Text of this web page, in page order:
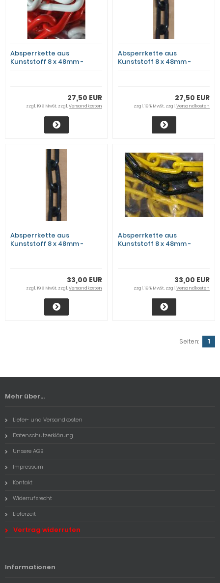
Absperrkette aus
Kunststoff 8 x 48mm -
27,50 EUR
zzgl. 19 % MwSt. zzgl.Versandkosten
Absperrkette aus
Kunststoff 8 x 48mm -
27,50 EUR
zzgl. 19 % MwSt. zzgl.Versandkosten
Absperrkette aus
Kunststoff 8 x 48mm -
33,00 EUR
zzgl. 19 % MwSt. zzgl.Versandkosten
Absperrkette aus
Kunststoff 8 x 48mm -
33,00 EUR
zzgl. 19 % MwSt. zzgl.Versandkosten
Seiten: 1
Mehr über...
Liefer- und Versandkosten
Datenschutzerklärung
Unsere AGB
Impressum
Kontakt
Widerrufsrecht
Lieferzeit
Vertrag widerrufen
Informationen